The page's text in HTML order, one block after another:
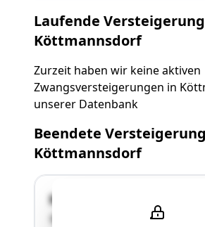
Laufende
Köttmannsdorf
Zurzeit haben wir keine aktiven
Zwangsversteigerungen in
unserer Datenbank
Beendete
Köttmannsdorf
Keine; nahe Kirschweg
9071 Köttmannsdorf